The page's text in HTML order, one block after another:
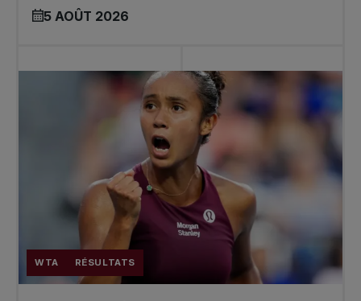
5 AOÛT 2026
WTA RÉSULTATS